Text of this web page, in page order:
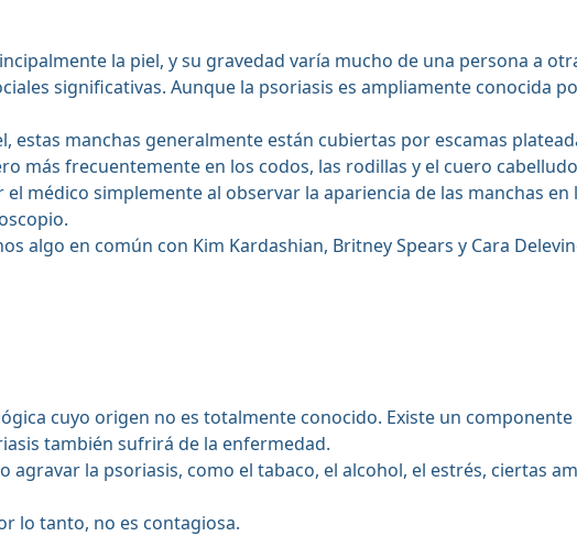
la piel, y su gravedad varía mucho de una persona a
significativas. Aunque la psoriasis es ampliamente conocida
estas manchas generalmente están cubiertas por escamas
más frecuentemente en los codos, las rodillas y el cuero
médico simplemente al observar la apariencia de las manchas en
algo en común con Kim Kardashian, Britney Spears y Cara
cuyo origen no es totalmente conocido. Existe un
también sufrirá de la enfermedad.
agravar la psoriasis, como el tabaco, el alcohol, el estrés, ciertas
lo tanto, no es contagiosa.